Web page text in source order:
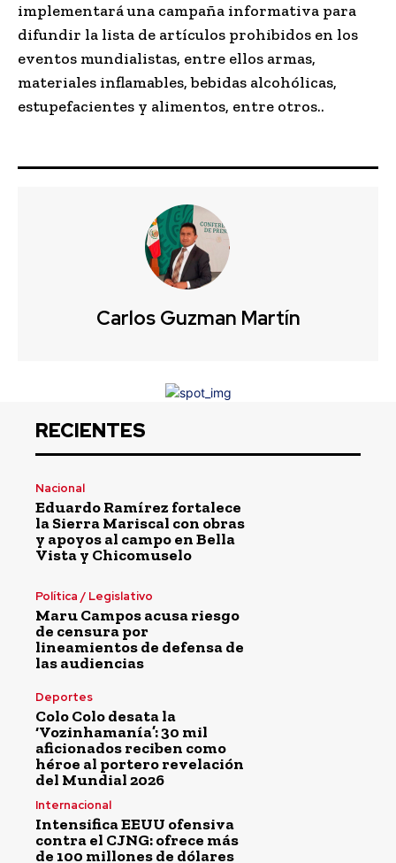
implementará una campaña informativa para
difundir la lista de artículos prohibidos en los
eventos mundialistas, entre ellos armas,
materiales inflamables, bebidas alcohólicas,
estupefacientes y alimentos, entre otros..
Carlos Guzman Martín
RECIENTES
Nacional
Eduardo Ramírez fortalece
la Sierra Mariscal con obras
y apoyos al campo en Bella
Vista y Chicomuselo
Política / Legislativo
Maru Campos acusa riesgo
de censura por
lineamientos de defensa de
las audiencias
Deportes
Colo Colo desata la
‘Vozinhamanía’: 30 mil
aficionados reciben como
héroe al portero revelación
del Mundial 2026
Internacional
Intensifica EEUU ofensiva
contra el CJNG: ofrece más
de 100 millones de dólares